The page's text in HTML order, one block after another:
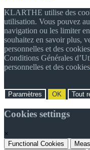
KLARTHE utilise des
utilisation. Vous pouvez
navigation ou les limiter
souhaitez en savoir plus,
personnelles et des
Conditions Générales
personnelles et des
Paramètres OK Tout
Cookies settings
×
Functional Cookies